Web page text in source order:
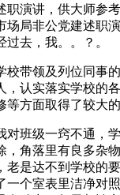
职演讲，供大师参
场局非公党建述职
去，我。。？。
带领及列位同事的
，认实落实学校的
等方面取得了较大
班级一窍不通，学
，角落里有良多杂
老是达不到学校的
一个室表里洁净对